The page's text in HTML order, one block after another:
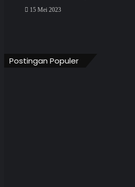
15 Mei 2023
Postingan Populer